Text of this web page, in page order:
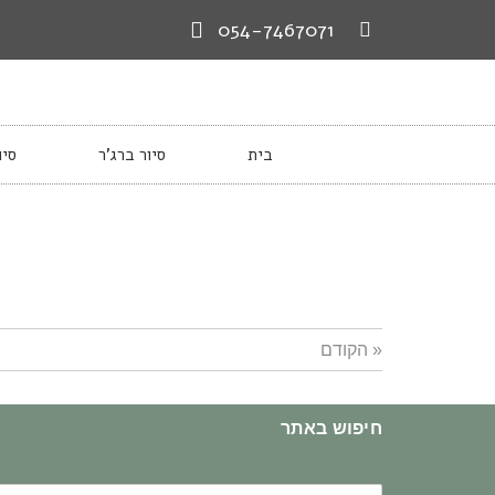
054-7467071
בית סיור ברג’ר
« הקודם
חיפוש באתר
חיפוש